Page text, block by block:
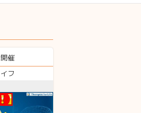
催
フ